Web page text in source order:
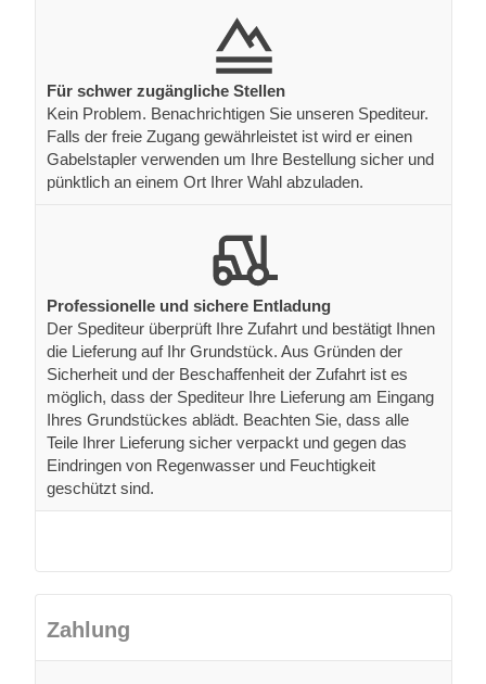
Für schwer zugängliche Stellen
Kein Problem. Benachrichtigen Sie unseren Spediteur.
Falls der freie Zugang gewährleistet ist wird er einen
Gabelstapler verwenden um Ihre Bestellung sicher und
pünktlich an einem Ort Ihrer Wahl abzuladen.
Professionelle und sichere Entladung
Der Spediteur überprüft Ihre Zufahrt und bestätigt Ihnen
die Lieferung auf Ihr Grundstück. Aus Gründen der
Sicherheit und der Beschaffenheit der Zufahrt ist es
möglich, dass der Spediteur Ihre Lieferung am Eingang
Ihres Grundstückes ablädt. Beachten Sie, dass alle
Teile Ihrer Lieferung sicher verpackt und gegen das
Eindringen von Regenwasser und Feuchtigkeit
geschützt sind.
Zahlung